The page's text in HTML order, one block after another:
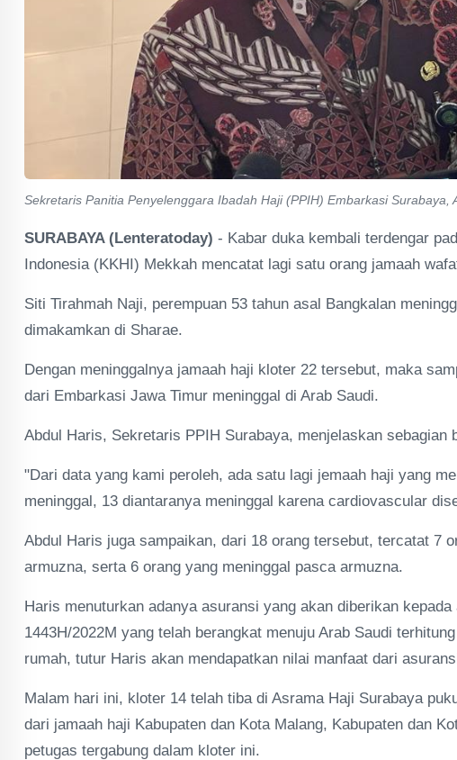
Sekretaris Panitia Penyelenggara Ibadah Haji (PPIH) Embarkasi Surabaya,
SURABAYA (Lenteratoday) - Kabar duka kembali terdengar
Indonesia (KKHI) Mekkah mencatat lagi satu orang jamaah
Siti Tirahmah Naji, perempuan 53 tahun asal Bangkalan
dimakamkan di Sharae.
Dengan meninggalnya jamaah haji kloter 22 tersebut, maka
dari Embarkasi Jawa Timur meninggal di Arab Saudi.
Abdul Haris, Sekretaris PPIH Surabaya, menjelaskan
"Dari data yang kami peroleh, ada satu lagi jemaah haji yang
meninggal, 13 diantaranya meninggal karena cardiovascular
Abdul Haris juga sampaikan, dari 18 orang tersebut, tercatat 7
armuzna, serta 6 orang yang meninggal pasca armuzna.
Haris menuturkan adanya asuransi yang akan diberikan
1443H/2022M yang telah berangkat menuju Arab Saudi
rumah, tutur Haris akan mendapatkan nilai manfaat dari
Malam hari ini, kloter 14 telah tiba di Asrama Haji Surabaya
dari jamaah haji Kabupaten dan Kota Malang, Kabupaten dan
petugas tergabung dalam kloter ini.